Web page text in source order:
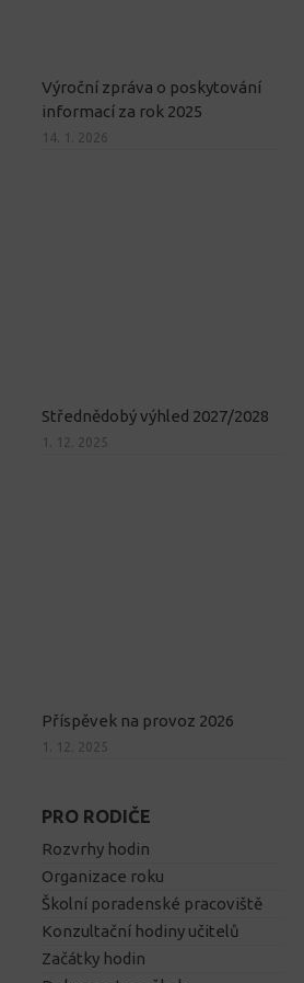
Výroční zpráva o poskytování
informací za rok 2025
14. 1. 2026
Střednědobý výhled 2027/2028
1. 12. 2025
Příspěvek na provoz 2026
1. 12. 2025
PRO RODIČE
Rozvrhy hodin
Organizace roku
Školní poradenské pracoviště
Konzultační hodiny učitelů
Začátky hodin